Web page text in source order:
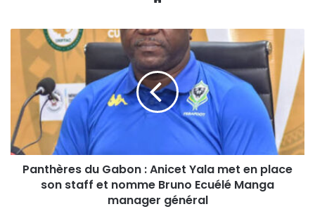
Panthères du Gabon : Anicet Yala met en place
son staff et nomme Bruno Ecuélé Manga
manager général